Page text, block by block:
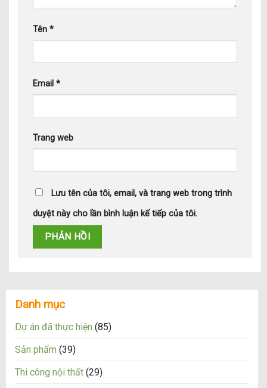
Tên *
Email *
Trang web
Lưu tên của tôi, email, và trang web trong trình
duyệt này cho lần bình luận kế tiếp của tôi.
Danh mục
Dự án đã thực hiện (85)
Sản phẩm (39)
Thi công nội thất (29)